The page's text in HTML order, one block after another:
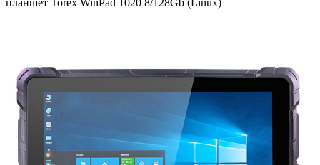
планшет Torex WinPad 1020 8/128Gb (Linux)